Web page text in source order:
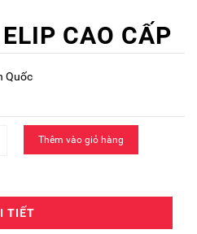
CAO CẤP
Quốc
Thêm vào giỏ hàng
TIẾT